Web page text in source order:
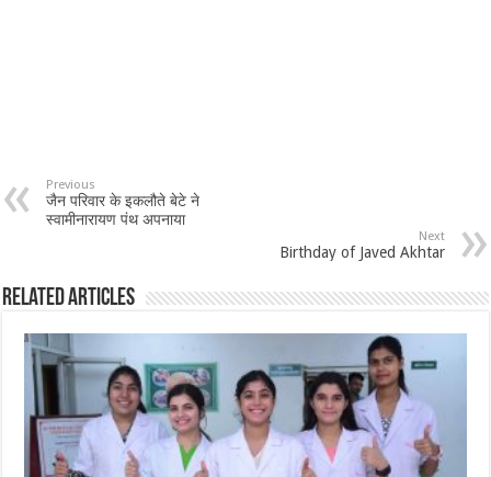
Previous
जैन परिवार के इकलौते बेटे ने
स्वामीनारायण पंथ अपनाया
Next
Birthday of Javed Akhtar
Related Articles